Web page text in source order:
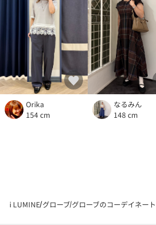
Orika
154 cm
なるみん
148 cm
i LUMINE グローブ グローブのコーデイネー